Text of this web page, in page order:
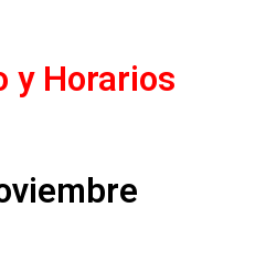
y Horarios